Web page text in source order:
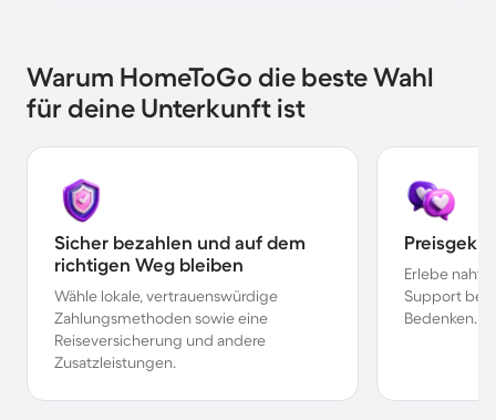
Warum HomeToGo die beste Wahl
für deine Unterkunft ist
Sicher bezahlen und auf dem
richtigen Weg bleiben
Wähle lokale, vertrauenswürdige
Zahlungsmethoden sowie eine
Reiseversicherung und andere
Zusatzleistungen.
Erlebe
Support bei
Bedenken.